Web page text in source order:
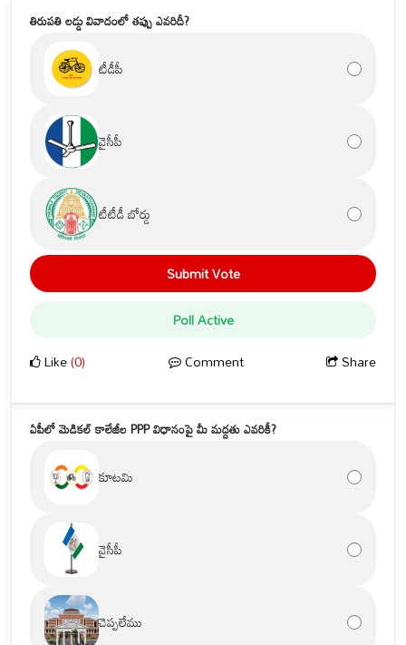
తిరుపతి లడ్డు వివాదంలో తప్పు ఎవరిదీ?
టీడీపీ
వైసీపీ
టీటీడీ బోర్డు
Submit Vote
Poll Active
Like(0) Comment Share
ఏపీలో మెడికల్ కాలేజీల PPP విధానంపై మీ మద్దతు ఎవరికీ?
కూటమి
వైసీపీ
చెప్పలేము